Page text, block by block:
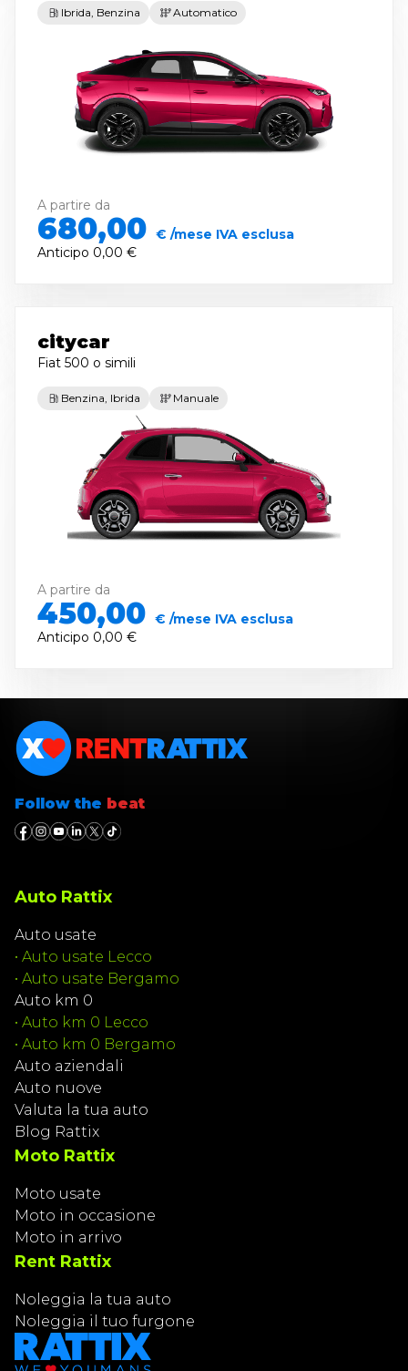
Ibrida, Benzina Automatico
A partire da
680,00 € /mese IVA esclusa
Anticipo 0,00 €
citycar
Fiat 500 o simili
Benzina, Ibrida Manuale
A partire da
450,00 € /mese IVA esclusa
Anticipo 0,00 €
Follow the beat
Auto Rattix
Auto usate
• Auto usate Lecco
• Auto usate Bergamo
Auto km 0
• Auto km 0 Lecco
• Auto km 0 Bergamo
Auto aziendali
Auto nuove
Valuta la tua auto
Blog Rattix
Moto Rattix
Moto usate
Moto in occasione
Moto in arrivo
Rent Rattix
Noleggia la tua auto
Noleggia il tuo furgone